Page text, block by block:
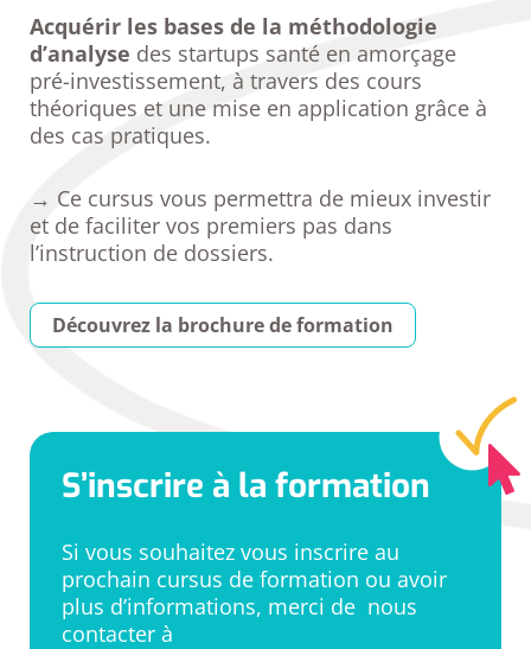
Acquérir les bases de la méthodologie
d’analyse des startups santé en amorçage
pré-investissement, à travers des cours
théoriques et une mise en application grâce à
des cas pratiques.
→ Ce cursus vous permettra de mieux investir
et de faciliter vos premiers pas dans
l’instruction de dossiers.
Découvrez la brochure de formation
S’inscrire à la formation
Si vous souhaitez vous inscrire au
prochain cursus de formation ou avoir
plus d’informations, merci de nous
contacter à